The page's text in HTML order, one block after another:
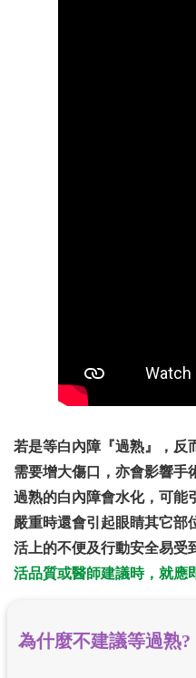
若是等白內障『過熟』，反
需要增大傷口，亦會影響手
過熟的白內障會水化，可能
嚴重時還會引起眼睛其它部
活上的不便及行動安全易受
活品質或醫師建議時，就應
為什麼不建議等過熟?